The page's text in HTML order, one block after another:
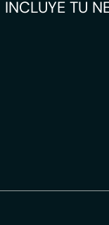
INCLUYE TU